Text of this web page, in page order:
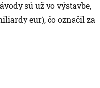
sú už vo výstavbe,
eur), čo označil za